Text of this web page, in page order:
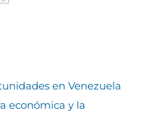
en Venezuela
económica y la